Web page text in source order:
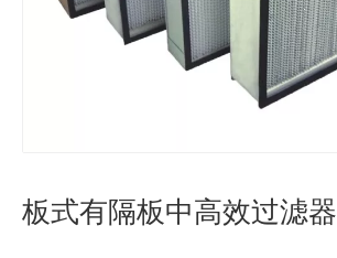
板式有隔板中高效过滤器